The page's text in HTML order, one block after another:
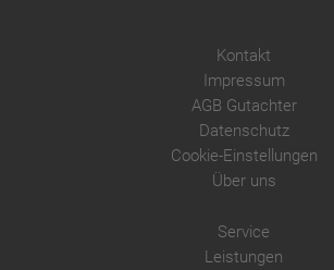
Kontakt
Impressum
AGB Gutachter
Datenschutz
Cookie-Einstellungen
Über uns
Service
Leistungen